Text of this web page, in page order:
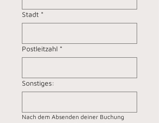
Stadt *
Postleitzahl *
Sonstiges:
Nach dem Absenden deiner Buchung